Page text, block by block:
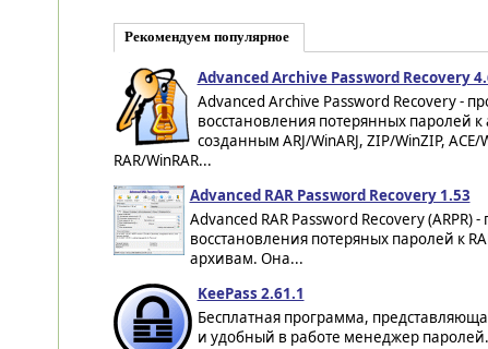
Рекомендуем популярное
Advanced Archive Password Recovery
Advanced Archive Password Recovery -
восстановления потерянных паролей
созданным ARJ/WinARJ, ZIP/WinZIP, ACE/
RAR/WinRAR...
Advanced RAR Password Recovery 1.53
Advanced RAR Password Recovery (ARPR)
восстановления потеряных паролей к
архивам. Она...
KeePass 2.61.1
Бесплатная программа,
и удобный в работе менеджер